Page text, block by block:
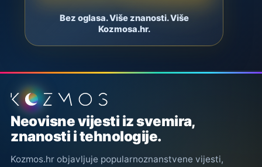
Bez oglasa. Više znanosti. Više
Kozmosa.hr.
Podnožje stranice
Neovisne vijesti iz svemira,
znanosti i tehnologije.
Kozmos.hr objavljuje popularnoznanstvene vijesti,